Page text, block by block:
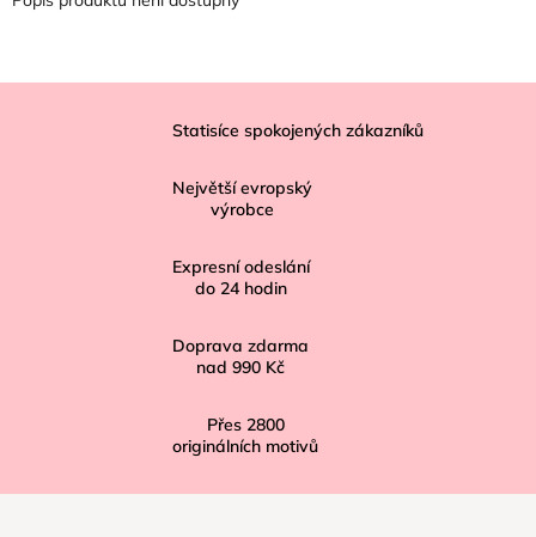
Statisíce spokojených zákazníků
Největší evropský
výrobce
Expresní odeslání
do 24 hodin
Doprava zdarma
nad 990 Kč
Přes 2800
originálních motivů